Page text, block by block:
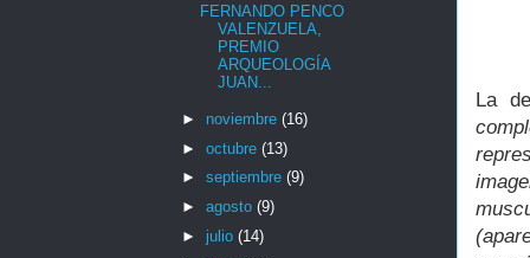
La
FERNANDO PENCO
VALENZUELA,
PREMIO
ARQUEOLOGÍA
JUAN...
► noviembre (16)
► octubre (13)
► septiembre (9)
► agosto (9)
► julio (14)